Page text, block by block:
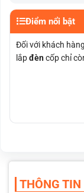
Điểm nổi bật
Đối với khách
lắpđèncốp chỉ
THÔNG